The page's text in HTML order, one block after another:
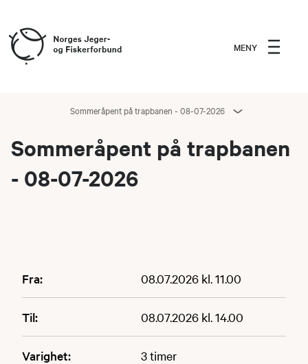
MENY
Sommeråpent på trapbanen - 08-07-2026
Sommeråpent på trapbanen
- 08-07-2026
Fra: 08.07.2026 kl. 11.00
Til: 08.07.2026 kl. 14.00
Varighet: 3 timer